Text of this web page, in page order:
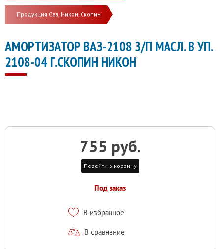
Продукция Саз, Никон, Скопин
АМОРТИЗАТОР ВАЗ-2108 З/П МАСЛ. В УП.
2108-04 Г.СКОПИН НИКОН
755 руб.
Перейти в корзину
Под заказ
В избранное
В сравнение